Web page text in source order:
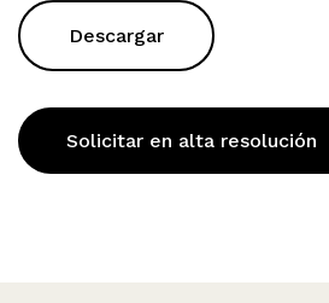
Descargar
Solicitar en alta resolución